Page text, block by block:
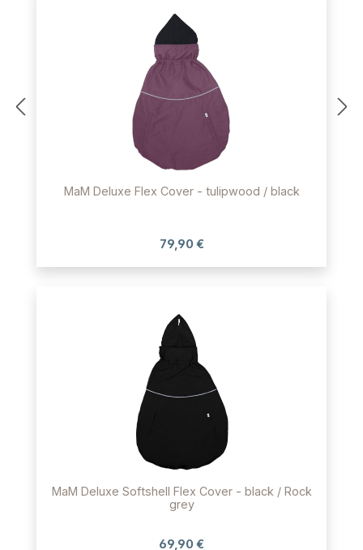
MaM Deluxe Flex Cover - tulipwood / black
79,90 €
MaM Deluxe Softshell Flex Cover - black / Rock
grey
69,90 €